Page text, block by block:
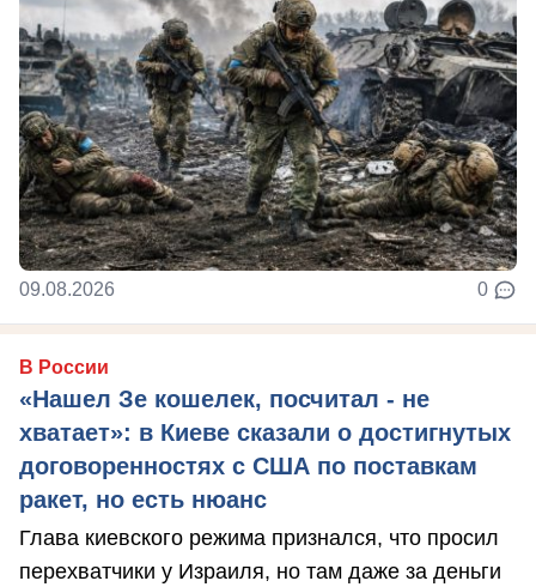
09.08.2026 0
В России
«Нашел Зе кошелек, посчитал - не
хватает»: в Киеве сказали о достигнутых
договоренностях с США по поставкам
ракет, но есть нюанс
Глава киевского режима признался, что просил
перехватчики у Израиля, но там даже за деньги